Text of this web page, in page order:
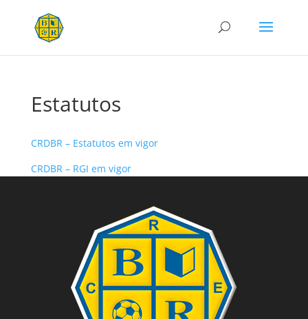
Estatutos
CRDBR – Estatutos em vigor
CRDBR – RGI em vigor